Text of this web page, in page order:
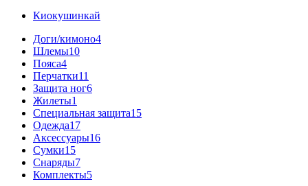
Киокушинкай
Доги/кимоно4
Шлемы10
Пояса4
Перчатки11
Защита ног6
Жилеты1
Специальная защита15
Одежда17
Аксессуары16
Сумки15
Снаряды7
Комплекты5